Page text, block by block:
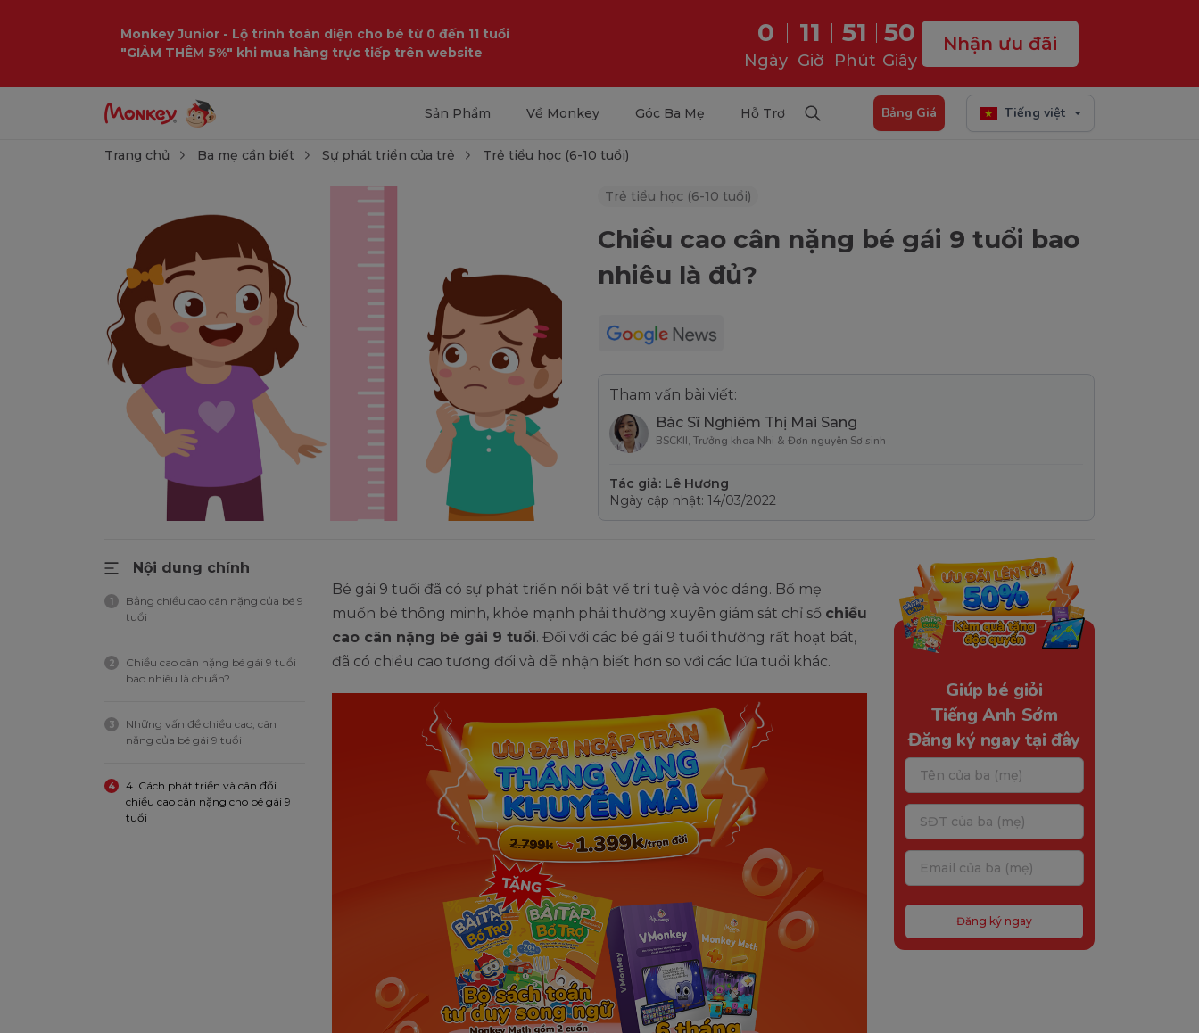
Monkey Junior - Lộ trình toàn diện cho bé từ 0 đến 11 tuổi
"GIẢM THÊM 5%" khi mua hàng trực tiếp trên website
0
Ngày
11
Giờ
51
Phút
49
Giây
Nhận ưu đãi
Sản Phẩm Về Monkey Góc Ba Mẹ Hỗ Trợ Bảng Giá Tiếng việt
Trang chủ Ba mẹ cần biết Sự phát triển của trẻ Trẻ tiểu học (6-10 tuổi)
Trẻ tiểu học (6-10 tuổi)
Chiều cao cân nặng bé gái 9 tuổi bao
nhiêu là đủ?
Tham vấn bài viết:
Bác Sĩ Nghiêm Thị Mai Sang
BSCKII, Trưởng khoa Nhi & Đơn nguyên Sơ sinh
Tác giả: Lê Hương
Ngày cập nhật: 14/03/2022
Nội dung chính
1
Bảng chiều cao cân nặng của bé 9
tuổi
2
Chiều cao cân nặng bé gái 9 tuổi
bao nhiêu là chuẩn?
3
Những vấn đề chiều cao, cân
nặng của bé gái 9 tuổi
4
4. Cách phát triển và cân đối
chiều cao cân nặng cho bé gái 9
tuổi
Bé gái 9 tuổi đã có sự phát triển nổi bật về trí tuệ và vóc dáng. Bố mẹ
muốn bé thông minh, khỏe mạnh phải thường xuyên giám sát chỉ số chiều
cao cân nặng bé gái 9 tuổi. Đối với các bé gái 9 tuổi thường rất hoạt bát,
đã có chiều cao tương đối và dễ nhận biết hơn so với các lứa tuổi khác.
Giúp bé giỏi
Tiếng Anh Sớm
Đăng ký ngay tại đây
Đăng ký ngay